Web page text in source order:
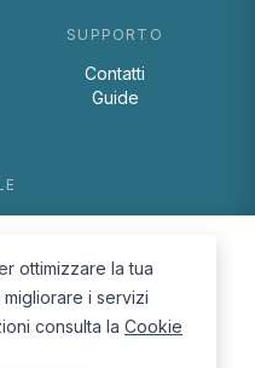
SUPPORTO
Contatti
Guide
ottimizzare la tua
i servizi
consulta la Cookie